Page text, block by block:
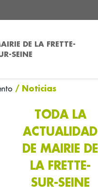
DE LA FRETTE-
SEINE
/ Noticias
TODA LA
ACTUALIDAD
DE MAIRIE DE
LA FRETTE-
SUR-SEINE